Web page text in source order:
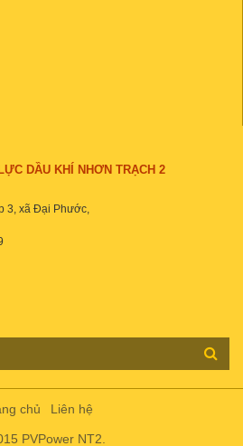
DẦU KHÍ NHƠN TRẠCH 2
3, xã Đại Phước,
chủ Liên hệ
PVPower NT2.